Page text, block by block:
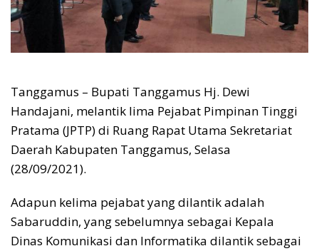
Tanggamus – Bupati Tanggamus Hj. Dewi
Handajani, melantik lima Pejabat Pimpinan Tinggi
Pratama (JPTP) di Ruang Rapat Utama Sekretariat
Daerah Kabupaten Tanggamus, Selasa
(28/09/2021).
Adapun kelima pejabat yang dilantik adalah
Sabaruddin, yang sebelumnya sebagai Kepala
Dinas Komunikasi dan Informatika dilantik sebagai